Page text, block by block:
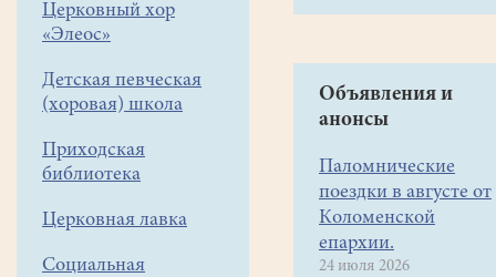
Церковный хор
«Элеос»
Детская певческая
(хоровая) школа
Приходская
библиотека
Церковная лавка
Социальная
Белоруссия,
святого
Воина
Продолжительность:
Режиссеры:
Объявления и
анонсы
Паломнические
поездки в августе от
Коломенской
епархии.
24 июля 2026